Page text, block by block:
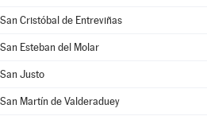
San Cristóbal de Entreviñas
San Esteban del Molar
San Justo
San Martín de Valderaduey